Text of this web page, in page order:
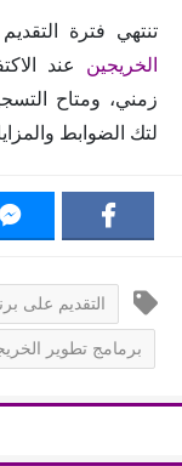
تنتهي فترة
الخريجين عند
زمني، ومتاح
لتك الضوابط
التقديم على
برمامج تطوير